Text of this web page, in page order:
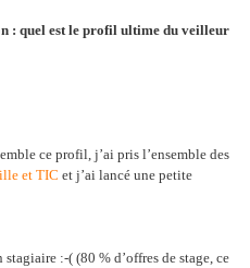
: quel est le profil ultime du veilleur
ce profil, j’ai pris l’ensemble des
et TIC et j’ai lancé une petite
:-( (80 % d’offres de stage, ce